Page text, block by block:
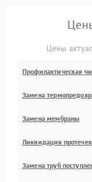
Цены
Профилактическая
Замена
Замена мембраны
Ликвидация протечек
Замена труб